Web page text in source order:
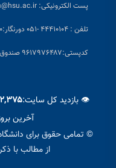
پست الکترونیکی:
تلفن : ۴۴۴۱۰۱۰۴ -۰۵۱ دورنگار:۴۴۴۱۰۳۰۰ -۰۵۱
کدپستی:۹۶۱۷۹۷۶۴۸۷ صندوق پستی:۳۹۷
👁 بازدید کل سایت:
آخرین
© تمامی حقوق برای
از مطالب با